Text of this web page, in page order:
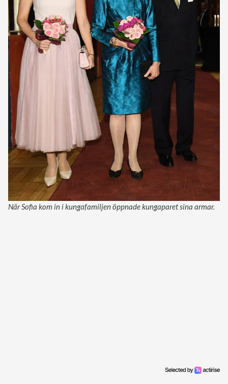
När Sofia kom in i kungafamiljen öppnade kungaparet sina armar.